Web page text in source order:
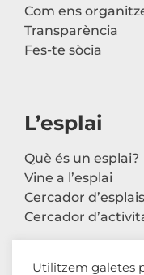
Com ens
Transparència
Fes-te sòcia
L’esplai
Què és un esplai?
Vine a l’esplai
Cercador d’esplais
Cercador
Utilitzem galetes